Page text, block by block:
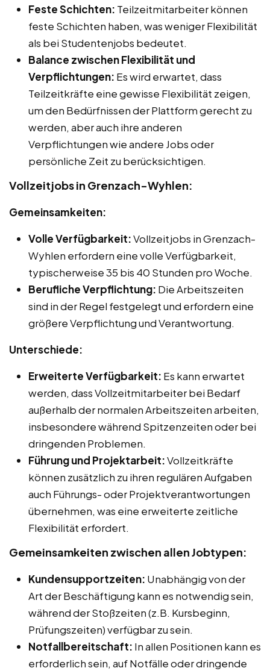
Feste Schichten: Teilzeitmitarbeiter können
feste Schichten haben, was weniger Flexibilität
als bei Studentenjobs bedeutet.
Balance zwischen Flexibilität und
Verpflichtungen: Es wird erwartet, dass
Teilzeitkräfte eine gewisse Flexibilität zeigen,
um den Bedürfnissen der Plattform gerecht zu
werden, aber auch ihre anderen
Verpflichtungen wie andere Jobs oder
persönliche Zeit zu berücksichtigen.
Vollzeitjobs in Grenzach-Wyhlen:
Gemeinsamkeiten:
Volle Verfügbarkeit:Vollzeitjobs in Grenzach-
Wyhlen erfordern eine volle Verfügbarkeit,
typischerweise 35 bis 40 Stunden pro Woche.
Berufliche Verpflichtung: Die Arbeitszeiten
sind in der Regel festgelegt und erfordern eine
größere Verpflichtung und Verantwortung.
Unterschiede:
Erweiterte Verfügbarkeit: Es kann erwartet
werden, dass Vollzeitmitarbeiter bei Bedarf
außerhalb der normalen Arbeitszeiten arbeiten,
insbesondere während Spitzenzeiten oder bei
dringenden Problemen.
Führung und Projektarbeit:Vollzeitkräfte
können zusätzlich zu ihren regulären Aufgaben
auch Führungs- oder Projektverantwortungen
übernehmen, was eine erweiterte zeitliche
Flexibilität erfordert.
Gemeinsamkeiten zwischen allen Jobtypen:
Kundensupportzeiten: Unabhängig von der
Art der Beschäftigung kann es notwendig sein,
während der Stoßzeiten (z.B. Kursbeginn,
Prüfungszeiten) verfügbar zu sein.
Notfallbereitschaft: In allen Positionen kann es
erforderlich sein, auf Notfälle oder dringende